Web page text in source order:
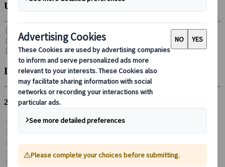
Utazás típusa
Csoportos körutazás ( 21 )
Egyéni autós ajánlat (4)
Egyéni út (26)
Indulás hónapja
2026
jan.
febr.
márc.
ápr.